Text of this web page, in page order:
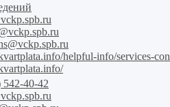
helpful-info/services-
542-40-42